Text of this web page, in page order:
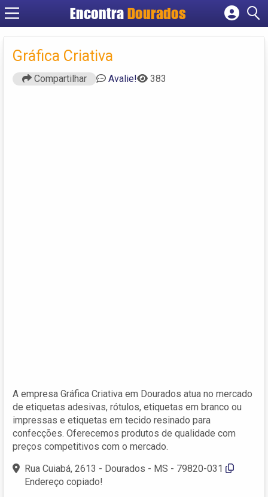
EncontraDourados
Cadastrar empresa
Gráfica Criativa
Compartilhar Avalie! 383
A empresa Gráfica Criativa em Dourados atua no mercado
de etiquetas adesivas, rótulos, etiquetas em branco ou
impressas e etiquetas em tecido resinado para
confecções. Oferecemos produtos de qualidade com
preços competitivos com o mercado.
Rua Cuiabá, 2613 - Dourados - MS - 79820-031
Endereço copiado!